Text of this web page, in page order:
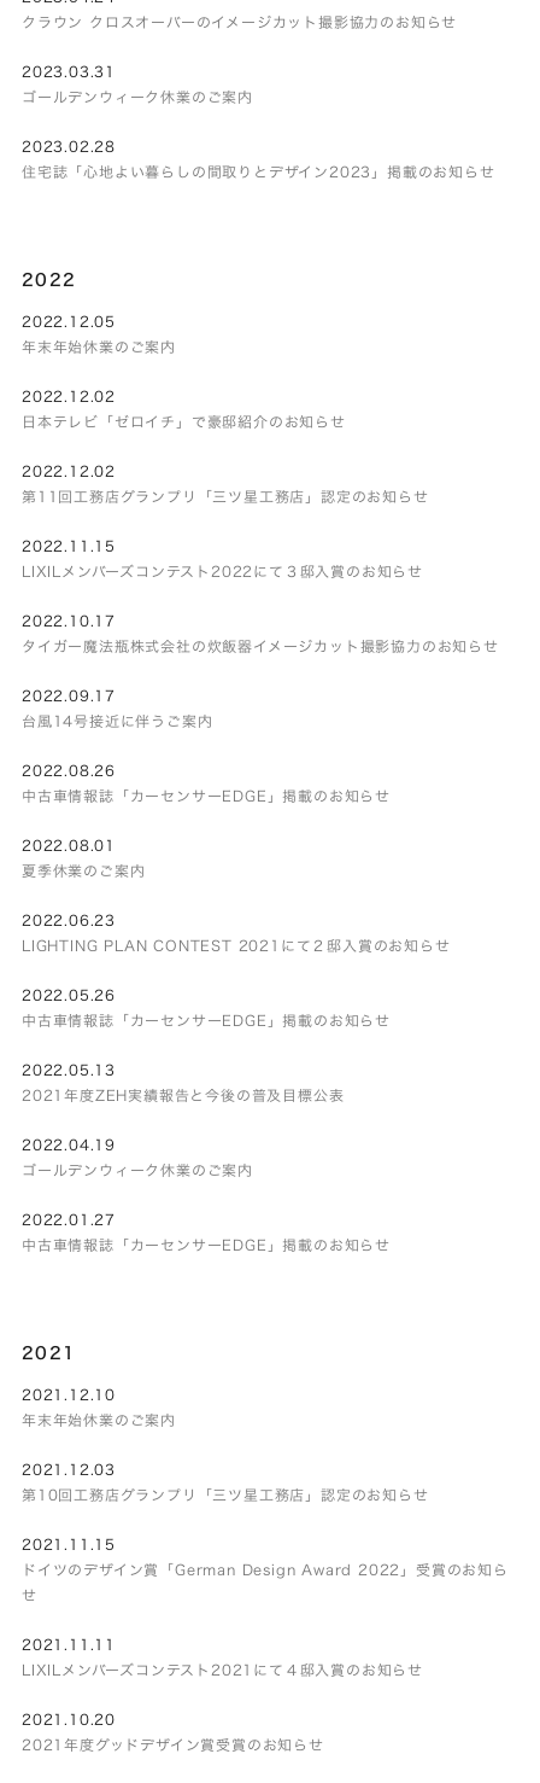
クラウン クロスオーバーのイメージカット撮影協力のお知らせ
2023.03.31
ゴールデンウィーク休業のご案内
2023.02.28
住宅誌「心地よい暮らしの間取りとデザイン2023」掲載のお知らせ
2022
2022.12.05
年末年始休業のご案内
2022.12.02
日本テレビ「ゼロイチ」で豪邸紹介のお知らせ
2022.12.02
第11回工務店グランプリ「三ツ星工務店」認定のお知らせ
2022.11.15
LIXILメンバーズコンテスト2022にて３邸入賞のお知らせ
2022.10.17
タイガー魔法瓶株式会社の炊飯器イメージカット撮影協力のお知らせ
2022.09.17
台風14号接近に伴うご案内
2022.08.26
中古車情報誌「カーセンサーEDGE」掲載のお知らせ
2022.08.01
夏季休業のご案内
2022.06.23
LIGHTING PLAN CONTEST 2021にて２邸入賞のお知らせ
2022.05.26
中古車情報誌「カーセンサーEDGE」掲載のお知らせ
2022.05.13
2021年度ZEH実績報告と今後の普及目標公表
2022.04.19
ゴールデンウィーク休業のご案内
2022.01.27
中古車情報誌「カーセンサーEDGE」掲載のお知らせ
2021
2021.12.10
年末年始休業のご案内
2021.12.03
第10回工務店グランプリ「三ツ星工務店」認定のお知らせ
2021.11.15
ドイツのデザイン賞「German Design Award 2022」受賞のお知ら
せ
2021.11.11
LIXILメンバーズコンテスト2021にて４邸入賞のお知らせ
2021.10.20
2021年度グッドデザイン賞受賞のお知らせ